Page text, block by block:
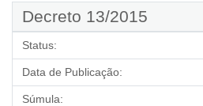
Decreto 13/2015
Status:
Data de Publicação:
Súmula: